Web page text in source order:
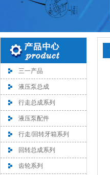
三一产品
液压泵总成
行走总成系列
液压泵配件
行走/回转牙箱系列
回转总成系列
齿轮系列